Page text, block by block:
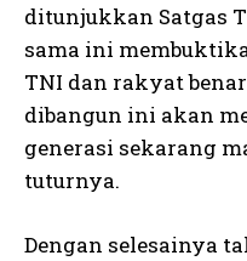
ditunjukkan Satgas
sama ini
TNI dan rakyat
dibangun ini akan
generasi sekarang
tuturnya.
Dengan selesainya